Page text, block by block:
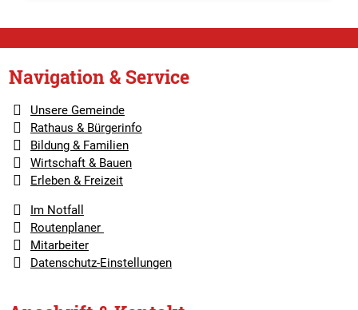
Navigation & Service
Unsere Gemeinde
Rathaus & Bürgerinfo
Bildung & Familien
Wirtschaft & Bauen
Erleben & Freizeit
Im Notfall
Routenplaner
Mitarbeiter
Datenschutz-Einstellungen